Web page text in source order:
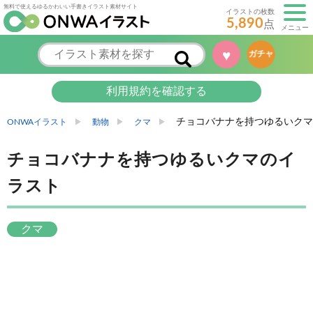
無料で使えるゆるかわいい手書きイラスト素材サイト
イラストの枚数
5,890点 メニュー
♥ ガチャ
利用規約を確認する
ONWAイラスト 動物 クマ チョコバナナを持つゆるいク
チョコバナナを持つゆるいクマのイ
ラスト
クマ